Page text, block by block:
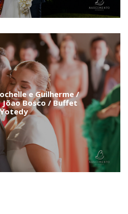
e Guilherme /
Jõao Bosco / Buffet
Yotedy